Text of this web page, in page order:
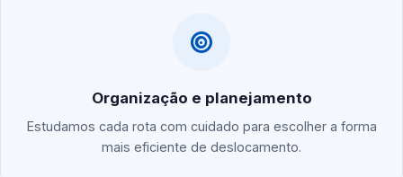
Organização e planejamento
Estudamos cada rota com cuidado para escolher a forma
mais eficiente de deslocamento.